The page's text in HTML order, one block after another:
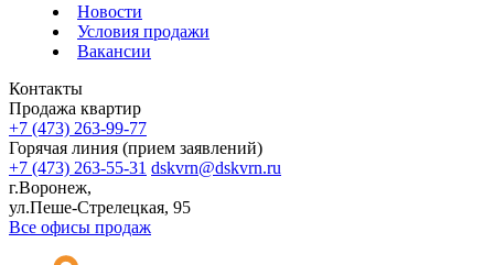
Новости
Условия продажи
Вакансии
Контакты
Продажа квартир
+7 (473) 263-99-77
Горячая линия (прием заявлений)
+7 (473) 263-55-31 dskvrn@dskvrn.ru
г.Воронеж,
ул.Пеше-Стрелецкая, 95
Все офисы продаж